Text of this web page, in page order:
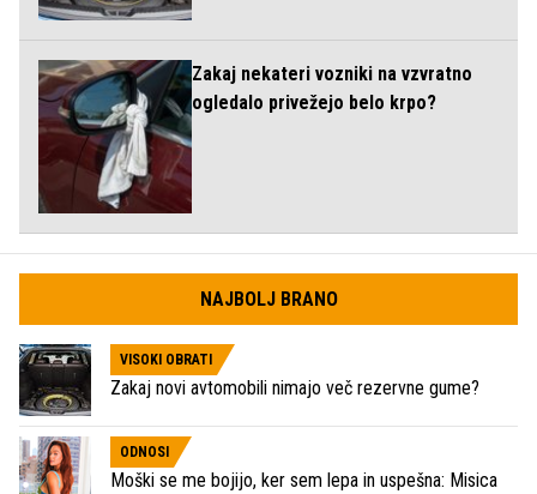
Zakaj nekateri vozniki na vzvratno
ogledalo privežejo belo krpo?
NAJBOLJ BRANO
VISOKI OBRATI
Zakaj novi avtomobili nimajo več rezervne gume?
ODNOSI
Moški se me bojijo, ker sem lepa in uspešna: Misica